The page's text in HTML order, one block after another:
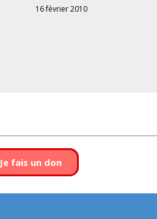
16 février 2010
Je fais un don